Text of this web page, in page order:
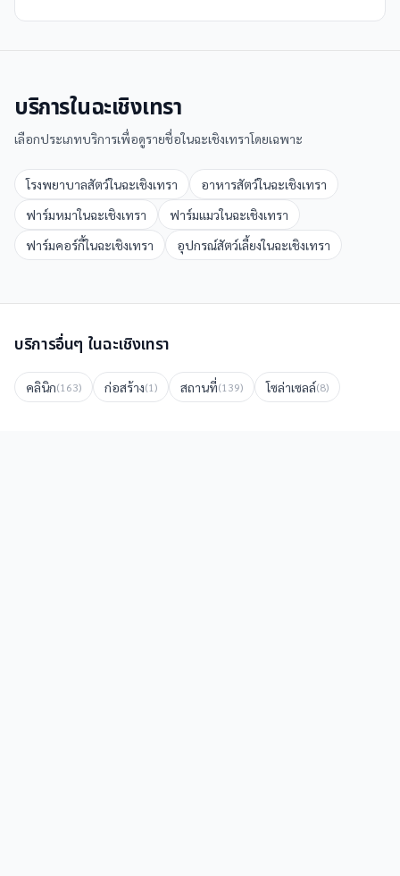
บริการในฉะเชิงเทรา
เลือกประเภทบริการเพื่อดูรายชื่อในฉะเชิงเทราโดยเฉพาะ
โรงพยาบาลสัตว์ในฉะเชิงเทรา อาหารสัตว์ในฉะเชิงเทรา
ฟาร์มหมาในฉะเชิงเทรา ฟาร์มแมวในฉะเชิงเทรา
ฟาร์มคอร์กี้ในฉะเชิงเทรา อุปกรณ์สัตว์เลี้ยงในฉะเชิงเทรา
บริการอื่นๆ ในฉะเชิงเทรา
คลินิก(163) ก่อสร้าง(1) สถานที่(139) โซล่าเซลล์(8)